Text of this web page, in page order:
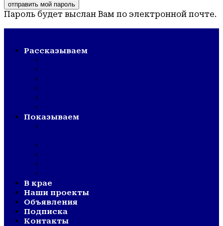
Пароль будет выслан Вам по электронной почте.
Рассказываем
Показываем
В крае
Наши проекты
Объявления
Подписка
Контакты